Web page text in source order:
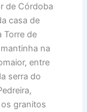
de Córdoba
casa de
Torre de
na
entre
serra do
os granitos